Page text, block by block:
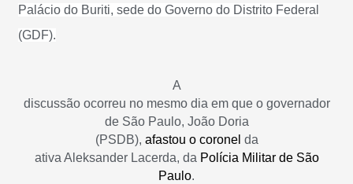
Palácio do Buriti, sede do Governo do Distrito Federal
(GDF).
A
discussão ocorreu no mesmo dia em que o governador
de São Paulo, João Doria
(PSDB), afastou o coronel da
ativa Aleksander Lacerda, da Polícia Militar de São
Paulo.